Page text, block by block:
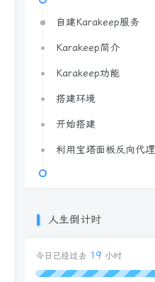
自建Karakeep服务
Karakeep简介
Karakeep功能
搭建环境
开始搭建
利用宝塔面板反向代理
人生倒计时
今日已经过去 19 小时